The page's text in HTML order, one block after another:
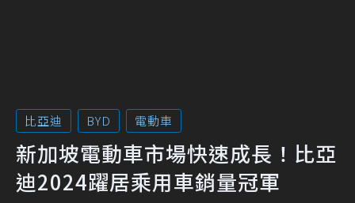
比亞迪 BYD 電動車
新加坡電動車市場快速成長！比亞
迪2024躍居乘用車銷量冠軍